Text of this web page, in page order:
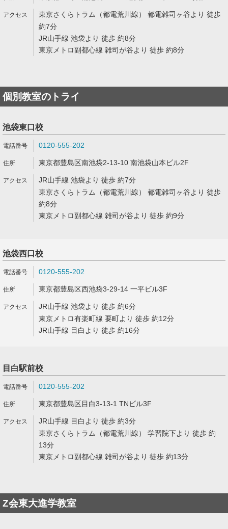
東京さくらトラム（都電荒川線） 都電雑司ヶ谷より 徒歩
約7分
JR山手線 池袋より 徒歩 約8分
東京メトロ副都心線 雑司が谷より 徒歩 約8分
個別教室のトライ
池袋東口校
0120-555-202
東京都豊島区南池袋2-13-10 南池袋山本ビル2F
JR山手線 池袋より 徒歩 約7分
東京さくらトラム（都電荒川線） 都電雑司ヶ谷より 徒歩
約8分
東京メトロ副都心線 雑司が谷より 徒歩 約9分
池袋西口校
0120-555-202
東京都豊島区西池袋3-29-14 一平ビル3F
JR山手線 池袋より 徒歩 約6分
東京メトロ有楽町線 要町より 徒歩 約12分
JR山手線 目白より 徒歩 約16分
目白駅前校
0120-555-202
東京都豊島区目白3-13-1 TNビル3F
JR山手線 目白より 徒歩 約3分
東京さくらトラム（都電荒川線） 学習院下より 徒歩 約
13分
東京メトロ副都心線 雑司が谷より 徒歩 約13分
Z会東大進学教室